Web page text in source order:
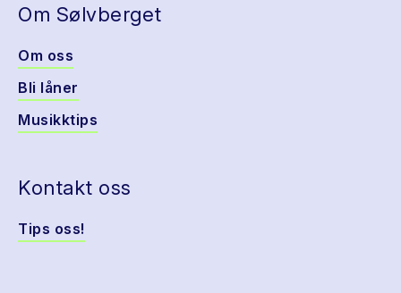
Om Sølvberget
Om oss
Bli låner
Musikktips
Kontakt oss
Tips oss!